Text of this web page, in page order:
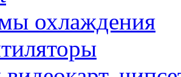
охлаждения